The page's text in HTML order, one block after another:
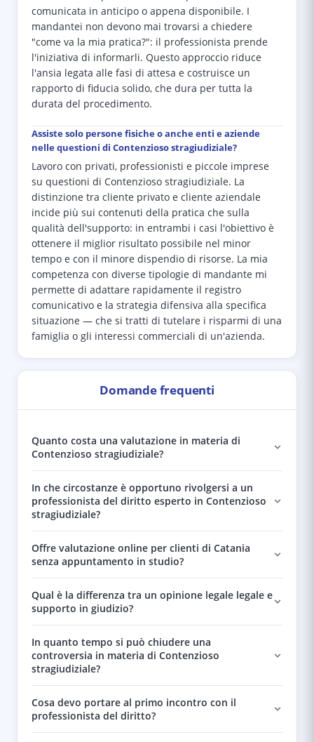
comunicata in anticipo o appena disponibile. I
mandantei non devono mai trovarsi a chiedere
"come va la mia pratica?": il professionista prende
l'iniziativa di informarli. Questo approccio riduce
l'ansia legata alle fasi di attesa e costruisce un
rapporto di fiducia solido, che dura per tutta la
durata del procedimento.
Assiste solo persone fisiche o anche enti e aziende
nelle questioni di Contenzioso stragiudiziale?
Lavoro con privati, professionisti e piccole imprese
su questioni di Contenzioso stragiudiziale. La
distinzione tra cliente privato e cliente aziendale
incide più sui contenuti della pratica che sulla
qualità dell'supporto: in entrambi i casi l'obiettivo è
ottenere il miglior risultato possibile nel minor
tempo e con il minore dispendio di risorse. La mia
competenza con diverse tipologie di mandante mi
permette di adattare rapidamente il registro
comunicativo e la strategia difensiva alla specifica
situazione — che si tratti di tutelare i risparmi di una
famiglia o gli interessi commerciali di un'azienda.
Domande frequenti
Quanto costa una valutazione in materia di
Contenzioso stragiudiziale?
In che circostanze è opportuno rivolgersi a un
professionista del diritto esperto in Contenzioso
stragiudiziale?
Offre valutazione online per clienti di Catania
senza appuntamento in studio?
Qual è la differenza tra un opinione legale legale e
supporto in giudizio?
In quanto tempo si può chiudere una
controversia in materia di Contenzioso
stragiudiziale?
Cosa devo portare al primo incontro con il
professionista del diritto?